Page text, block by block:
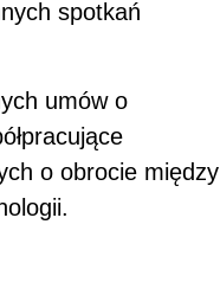
spotkań
umów o
o obrocie między